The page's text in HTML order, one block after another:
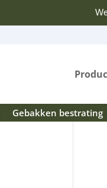
Gebakken bestrating